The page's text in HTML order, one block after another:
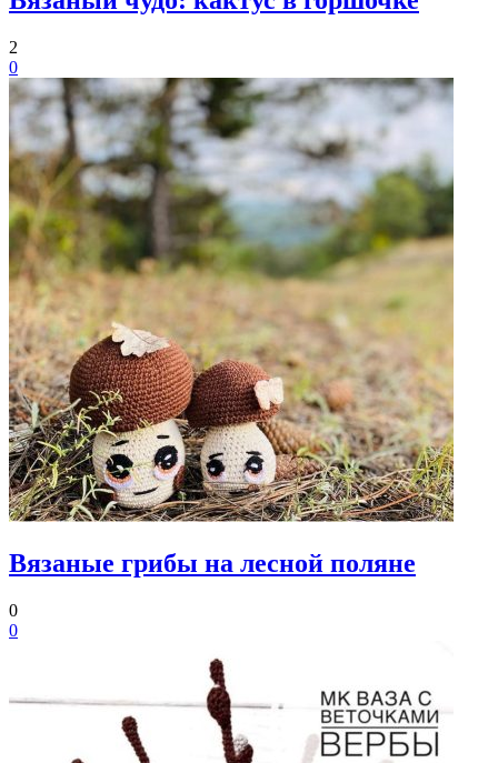
2
0
Вязаные грибы на лесной поляне
0
0